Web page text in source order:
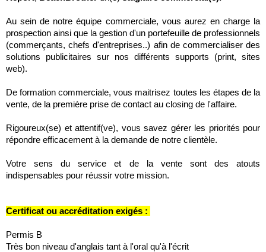
Au sein de notre équipe commerciale, vous aurez en charge la
prospection ainsi que la gestion d'un portefeuille de professionnels
(commerçants, chefs d'entreprises..) afin de commercialiser des
solutions publicitaires sur nos différents supports (print, sites
web).
De formation commerciale, vous maitrisez toutes les étapes de la
vente, de la première prise de contact au closing de l'affaire.
Rigoureux(se) et attentif(ve), vous savez gérer les priorités pour
répondre efficacement à la demande de notre clientèle.
Votre sens du service et de la vente sont des atouts
indispensables pour réussir votre mission.
Certificat ou accréditation exigés :
Permis B
Très bon niveau d'anglais tant à l'oral qu'à l'écrit